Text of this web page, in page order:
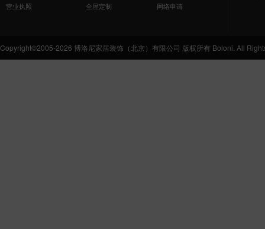
营业执照
全屋定制
网络申请
Copyright©2005-2026 博洛尼家居装饰（北京）有限公司 版权所有 Boloni. All